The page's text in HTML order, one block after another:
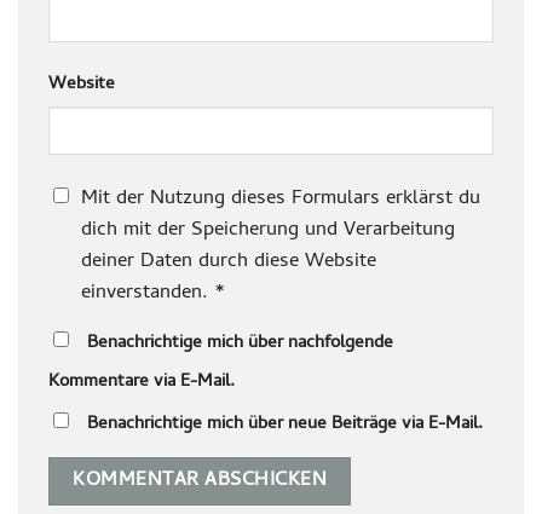
Website
Mit der Nutzung dieses Formulars erklärst du
dich mit der Speicherung und Verarbeitung
deiner Daten durch diese Website
einverstanden. *
Benachrichtige mich über nachfolgende
Kommentare via E-Mail.
Benachrichtige mich über neue Beiträge via E-Mail.